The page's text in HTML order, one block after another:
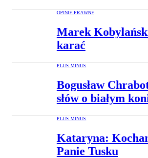
OPINIE PRAWNE
Marek
karać
PLUS MINUS
Bogusław
słów o białym
PLUS MINUS
Kataryna:
Panie Tusku